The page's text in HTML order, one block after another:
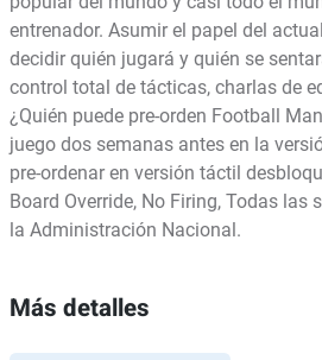
entrenador. Asumir el papel del
decidir quién jugará y quién se
control total de tácticas, charlas de
¿Quién puede pre-orden Football
juego dos semanas antes en la
pre-ordenar en versión táctil
Board Override, No Firing, Todas las
la Administración Nacional.
Más detalles